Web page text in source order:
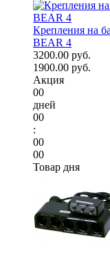
Крепления на
BEAR 4
3200.00 руб.
1900.00 руб.
Акция
00
дней
00
:
00
00
Товар дня